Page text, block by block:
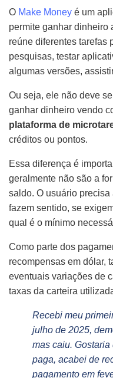
O Make Money é um
permite ganhar dinheiro
reúne diferentes tarefas
pesquisas, testar
algumas versões,
Ou seja, ele não deve
ganhar dinheiro vendo
plataforma de
créditos ou pontos.
Essa diferença é
geralmente não são a
saldo. O usuário
fazem sentido, se
qual é o mínimo
Como parte dos
recompensas em dólar,
eventuais variações de
taxas da carteira
Recebi meu
julho de 2025,
mas caiu.
paga, acabei de
pagamento em